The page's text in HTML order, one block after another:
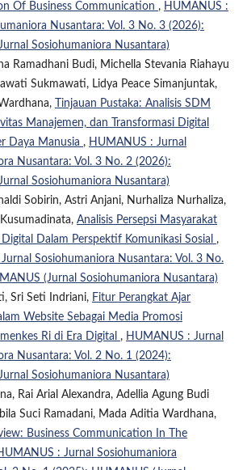
Of Business Communication , HUMANUS :
Nusantara: Vol. 3 No. 3 (2026):
Sosiohumaniora Nusantara)
Ramadhani Budi, Michella Stevania Riahayu
Sukmawati, Lidya Peace Simanjuntak,
Tinjauan Pustaka: Analisis SDM
Manajemen, dan Transformasi Digital
Daya Manusia , HUMANUS : Jurnal
Nusantara: Vol. 3 No. 2 (2026):
Sosiohumaniora Nusantara)
Sobirin, Astri Anjani, Nurhaliza Nurhaliza,
Analisis Persepsi Masyarakat
Digital Dalam Perspektif Komunikasi Sosial ,
Sosiohumaniora Nusantara: Vol. 3 No.
(Jurnal Sosiohumaniora Nusantara)
Sri Seti Indriani, Fitur Perangkat Ajar
Website Sebagai Media Promosi
Ri di Era Digital , HUMANUS : Jurnal
Nusantara: Vol. 2 No. 1 (2024):
Sosiohumaniora Nusantara)
Rai Arial Alexandra, Adellia Agung Budi
Suci Ramadani, Mada Aditia Wardhana,
Business Communication In The
: Jurnal Sosiohumaniora